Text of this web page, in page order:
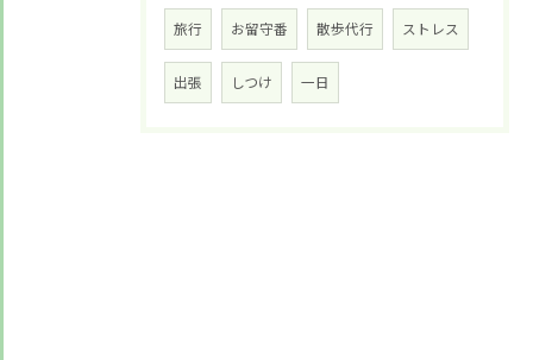
旅行 お留守番 散歩代行 ストレス
出張 しつけ 一日